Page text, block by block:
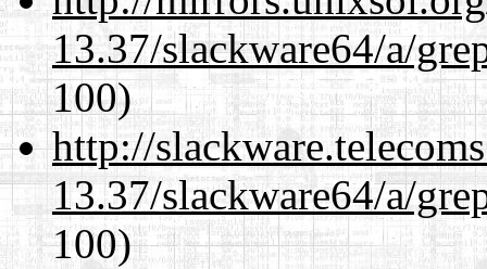
13.37/slackware64/a/
100)
http://
13.37/slackware64/a/
100)